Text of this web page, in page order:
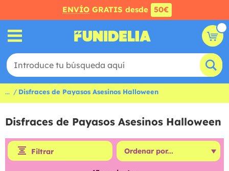
ENVÍO GRATIS desde 50€
... Disfraces de Payasos Asesinos Halloween
Disfraces de Payasos Asesinos Halloween
Filtrar